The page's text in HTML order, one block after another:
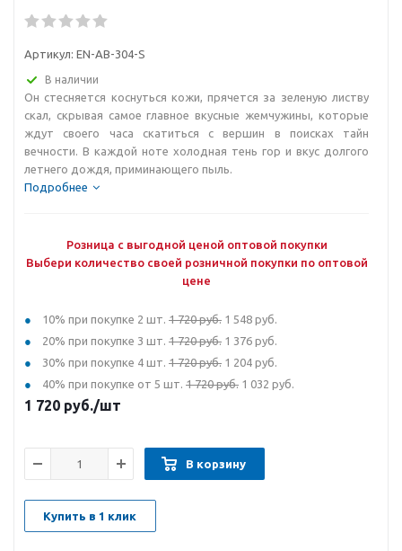
Артикул: EN-AB-304-S
В наличии
Он стесняется коснуться кожи, прячется за зеленую листву
скал, скрывая самое главное вкусные жемчужины, которые
ждут своего часа скатиться с вершин в поисках тайн
вечности. В каждой ноте холодная тень гор и вкус долгого
летнего дождя, приминающего пыль.
Подробнее
Розница с выгодной ценой оптовой покупки
Выбери количество своей розничной покупки по оптовой
цене
10% при покупке 2 шт. 1 720 руб. 1 548 руб.
20% при покупке 3 шт. 1 720 руб. 1 376 руб.
30% при покупке 4 шт. 1 720 руб. 1 204 руб.
40% при покупке от 5 шт. 1 720 руб. 1 032 руб.
1 720 руб./шт
В корзину
Купить в 1 клик